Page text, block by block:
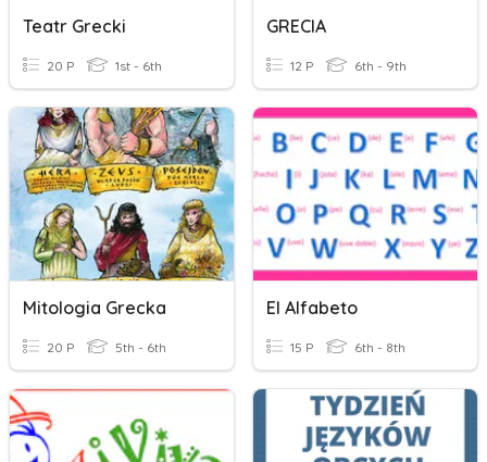
Teatr Grecki
20 P 1st - 6th
GRECIA
12 P 6th - 9th
Mitologia Grecka
20 P 5th - 6th
El Alfabeto
15 P 6th - 8th